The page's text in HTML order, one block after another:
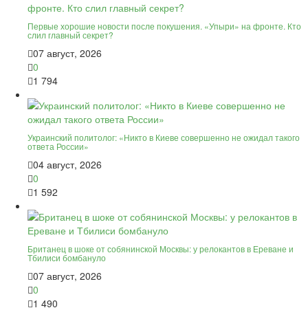
Первые хорошие новости после покушения. «Упыри» на фронте. Кто
слил главный секрет?
07 август, 2026
0
1 794
Украинский политолог: «Никто в Киеве совершенно не ожидал такого
ответа России»
04 август, 2026
0
1 592
Британец в шоке от собянинской Москвы: у релокантов в Ереване и
Тбилиси бомбануло
07 август, 2026
0
1 490